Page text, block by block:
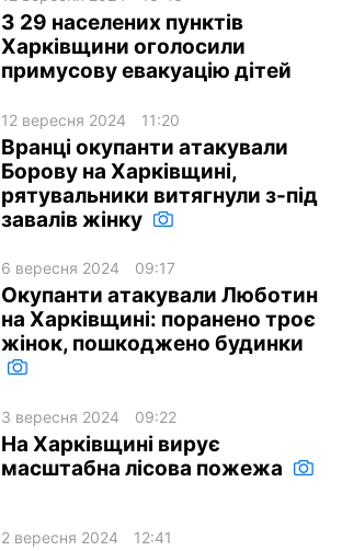
З 29 населених пунктів
Харківщини оголосили
примусову евакуацію дітей
12 вересня 2024 11:20
Вранці окупанти атакували
Борову на Харківщині,
рятувальники витягнули з-під
завалів жінку
6 вересня 2024 09:17
Окупанти атакували Люботин
на Харківщині: поранено троє
жінок, пошкоджено будинки
3 вересня 2024 09:22
На Харківщині вирує
масштабна лісова пожежа
2 вересня 2024 12:41